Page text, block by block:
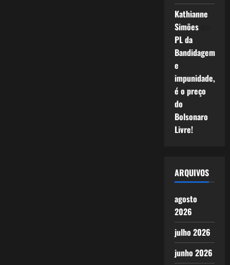
Kathianne
Simõesem
PL da
Bandidagem
e
impunidade,
é o preço
do
Bolsonaro
Livre!
ARQUIVOS
agosto
2026
julho 2026
junho 2026